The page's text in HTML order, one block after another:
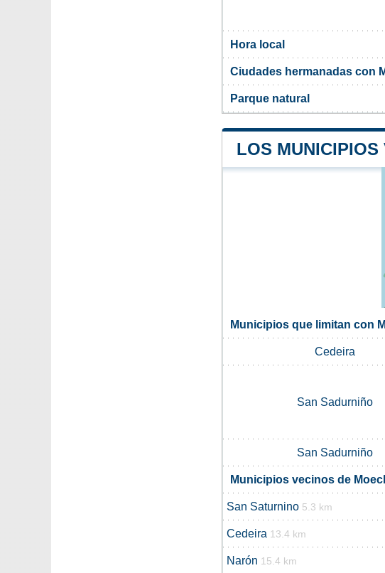
Hora local
Ciudades hermanadas con
Parque natural
LOS MUNICIPIOS
Municipios que limitan con
Cedeira
San Sadurniño
San Sadurniño
Municipios vecinos de
San Saturnino 5.3 km
Cedeira 13.4 km
Narón 15.4 km